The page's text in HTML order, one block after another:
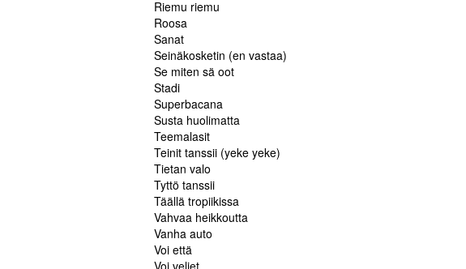
Riemu riemu
Roosa
Sanat
Seinäkosketin (en vastaa)
Se miten sä oot
Stadi
Superbacana
Susta huolimatta
Teemalasit
Teinit tanssii (yeke yeke)
Tietan valo
Tyttö tanssii
Täällä tropiikissa
Vahvaa heikkoutta
Vanha auto
Voi että
Voi veljet